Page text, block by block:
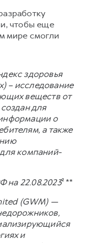
чтобы еще
мире смогли
здоровья
– исследование
веществ от
для
о
а также
компаний-
на 22.08.2023² **
(GWM) —
и